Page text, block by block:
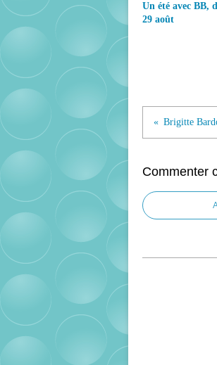
Un été avec BB,
29 août
Commenter